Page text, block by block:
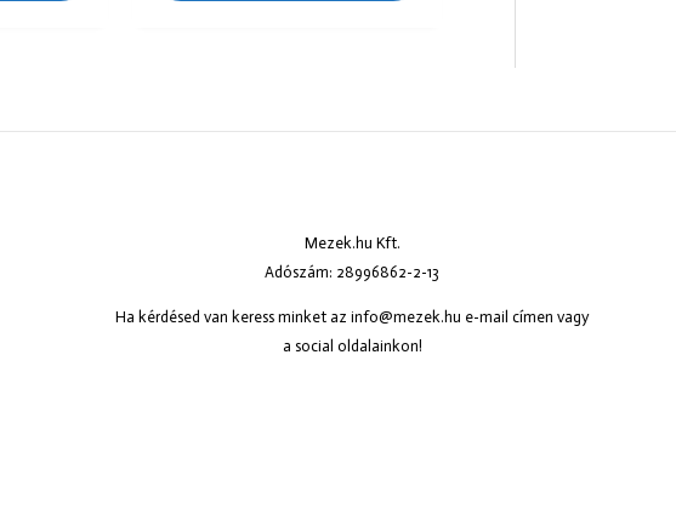
Mezek.hu Kft.
Adószám: 28996862-2-13
Ha kérdésed van keress minket az info@mezek.hu e-mail címen vagy
a social oldalainkon!